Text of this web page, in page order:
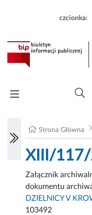
czcionka:
Strona Główna
XIII/
Załącznik
dokumentu
DZIELNICY V
103492